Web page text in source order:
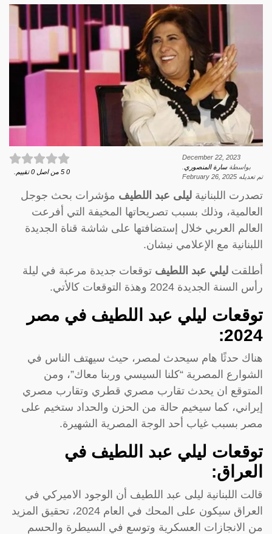
December 22, 2023
بواسطةسارة المنصوري
تم تعديله February 26, 2025
0
5 من اصل 0 تقييم.
تصدرت اللبنانية ليلى عبد اللطيف مؤشرات بحث جوجل
العالمية، وذلك بسبب تصريحاتها المخيفة التي أفرعت
العالم العربي خلال إستضافتها على شاشة قناة الجديدة
اللبنانية مع الإعلامي نيشان.
أطلقت ليلي عبد اللطيف توقعات جديدة مرعبة في ليلة
رأس السنة الجديدة 2024 وهذة التوقعات كالأتي.
توقعات ليلي عبد اللطيف في مصر
2024:
هناك حدثًا هام سيحدث لمصر، حيث سيهتف الناس في
الشوارع المصرية “كلنا السيسي وربنا معاك”، ومن
المتوقع ان يحدث تقارب مصري قطري وتقارب مصري
إيراني، كما سيخيم حالة من الحزن والحداد ستخيم على
مصر بسبب غياب أحد الوجة المصرية الشهيرة.
توقعات ليلي عبد اللطيف في
العراق:
قالت اللبنانية ليلى عبد اللطيف أن الوجود الاميركي في
العراق سيكون على المحك في العام 2024، تحقيق المزيد
من الانجازات العسكرية وتوسع في السيطرة والحسم